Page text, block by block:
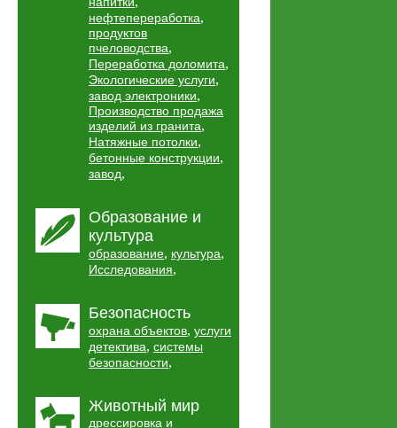
нефтепереработка,
продуктов
пчеловодства,
Переработка доломита,
Экологические услуги,
завод электроники,
Производство продажа
изделий из гранита,
Натяжные потолки,
бетонные конструкции,
завод,
Образование и
культура
образование, культура,
Исследования,
Безопасность
охрана объектов, услуги
детектива, системы
безопасности,
Животный мир
дрессировка и